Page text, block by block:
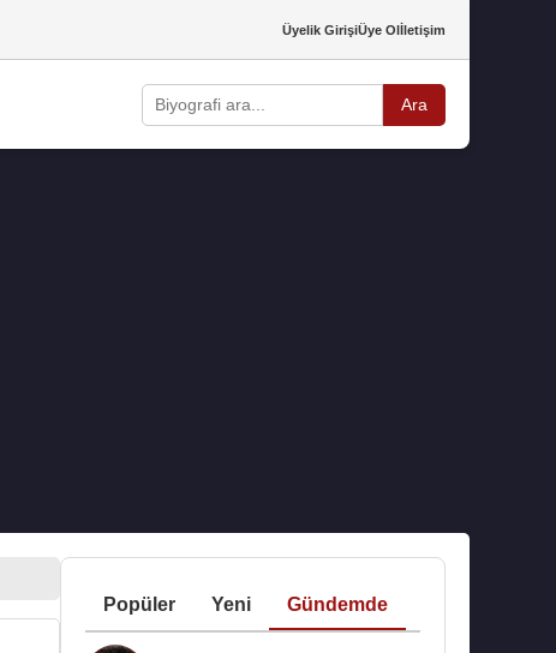
Üyelik GirişiÜye Olİletişim
Ara
Popüler Yeni Gündemde